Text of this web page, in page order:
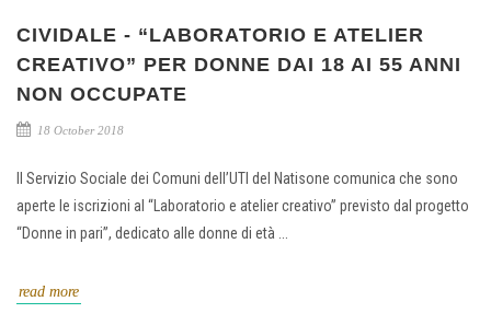
CIVIDALE - “LABORATORIO E ATELIER
CREATIVO” PER DONNE DAI 18 AI 55 ANNI
NON OCCUPATE
18 October 2018
Il Servizio Sociale dei Comuni dell’UTI del Natisone comunica che sono
aperte le iscrizioni al “Laboratorio e atelier creativo” previsto dal progetto
“Donne in pari”, dedicato alle donne di età ...
read more